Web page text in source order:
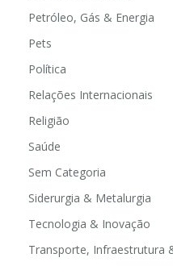
Petróleo, Gás & Energia
Pets
Política
Relações Internacionais
Religião
Saúde
Sem Categoria
Siderurgia & Metalurgia
Tecnologia & Inovação
Transporte, Infraestrutura